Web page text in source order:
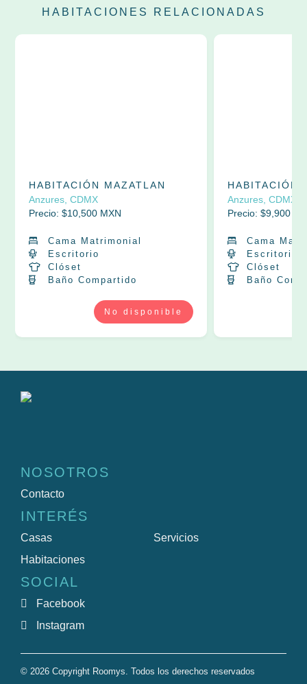
HABITACIONES RELACIONADAS
HABITACIÓN MAZATLAN
Anzures, CDMX
Precio: $10,500 MXN
Cama Matrimonial
Escritorio
Clóset
Baño Compartido
HABITACIÓN
Anzures, CDMX
Precio: $9,900
Cama
Escritorio
Clóset
Baño
NOSOTROS
Contacto
INTERÉS
Casas
Habitaciones
Servicios
SOCIAL
Facebook
Instagram
© 2026 Copyright Roomys. Todos los derechos reservados